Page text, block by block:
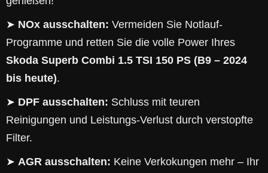
➤ NOx ausschalten: Vermeiden Sie Notlauf-
Programme und retten Sie die volle Power Ihres
Skoda Superb Combi 1.5 TSI 150 PS (B9 – 2024
bis heute).
➤ DPF ausschalten: Schluss mit teuren
Reinigungen und Leistungs-Verlust durch verstopfte
Filter.
➤ AGR ausschalten: Keine Verkokungen mehr – Ihr